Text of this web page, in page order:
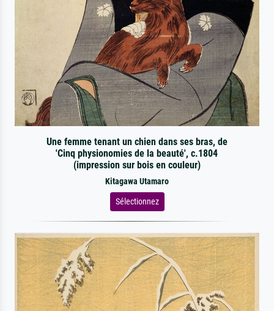
Une femme tenant un chien dans ses bras, de
'Cinq physionomies de la beauté', c.1804
(impression sur bois en couleur)
Kitagawa Utamaro
Sélectionnez